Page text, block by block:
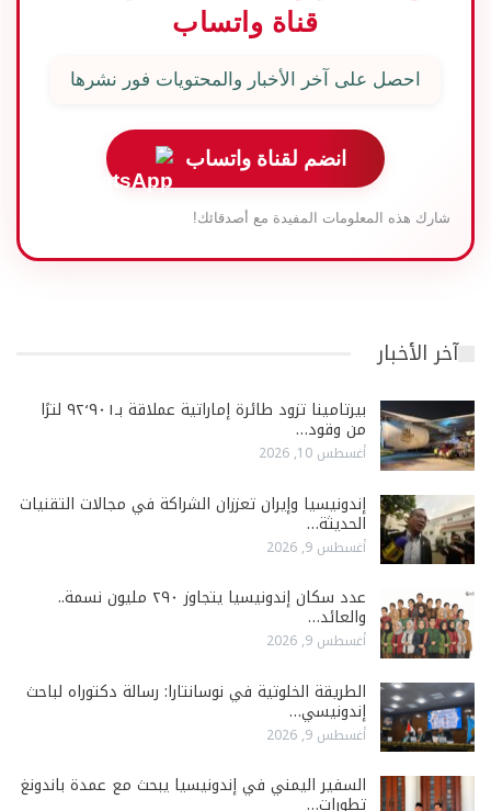
قناة واتساب
احصل على آخر الأخبار والمحتويات فور نشرها
انضم لقناة واتساب
شارك هذه المعلومات المفيدة مع أصدقائك!
آخر الأخبار
بيرتامينا تزود طائرة إماراتية عملاقة بـ٩٢٬٩٠١ لترًا
من وقود…
أغسطس 10, 2026
إندونيسيا وإيران تعززان الشراكة في مجالات التقنيات
الحديثة…
أغسطس 9, 2026
عدد سكان إندونيسيا يتجاوز ٢٩٠ مليون نسمة..
والعائد…
أغسطس 9, 2026
الطريقة الخلوتية في نوسانتارا: رسالة دكتوراه لباحث
إندونيسي…
أغسطس 9, 2026
السفير اليمني في إندونيسيا يبحث مع عمدة باندونغ